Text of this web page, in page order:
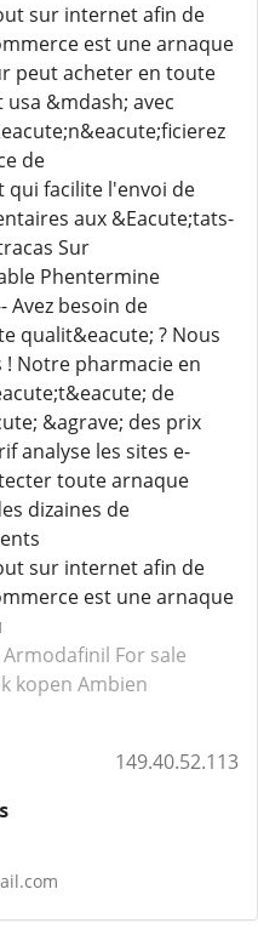
sur internet afin de
est une arnaque
peut acheter en toute
&mdash; avec
de
facilite l'envoi de
aux &Eacute;tats-
Sur
Phentermine
Avez besoin de
qualit&eacute; ? Nous
Notre pharmacie en
de
&agrave; des prix
analyse les sites e-
toute arnaque
dizaines de
sur internet afin de
est une arnaque
Armodafinil For sale
kopen Ambien
149.40.52.113